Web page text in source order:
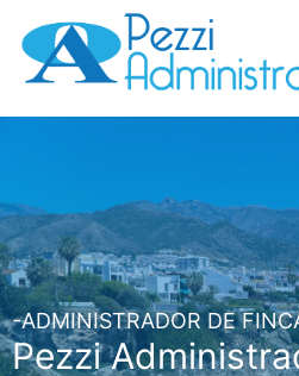
-ADMINISTRADOR DE
Pezzi